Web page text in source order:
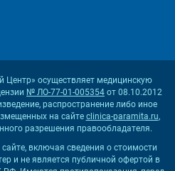
Центр» осуществляет медицинскую
№ ЛО-77-01-005354 от 08.10.2012
распространение либо иное
на сайте clinica-paramita.ru,
разрешения правообладателя.
включая сведения о стоимости
и не является публичной офертой в